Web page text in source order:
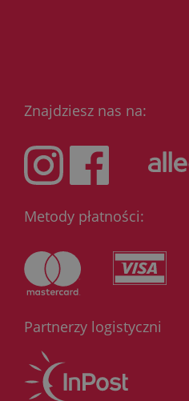
Znajdziesz nas na:
Metody płatności:
Partnerzy logistyczni